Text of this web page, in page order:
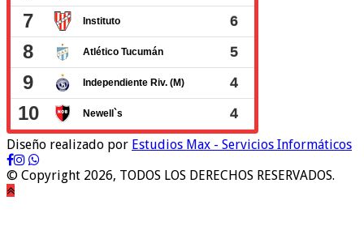
Diseño realizado por Estudios Max - Servicios Informáticos
© Copyright 2026, TODOS LOS DERECHOS RESERVADOS.